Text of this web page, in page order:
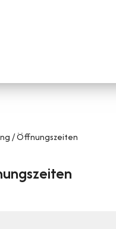
/ Öffnungszeiten